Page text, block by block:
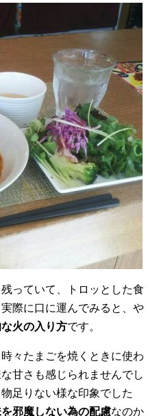
っていて、トロッとした食
際に口に運んでみると、や
火の入り方です。
々たまごを焼くときに使わ
甘さも感じられませんでし
足りない様な印象でした
邪魔しない為の配慮なのか